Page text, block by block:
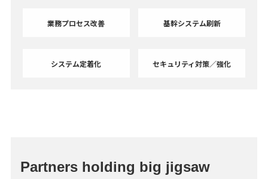
業務プロセス改善 基幹システム刷新
システム定着化 セキュリティ対策／強化
Partners holding big jigsaw